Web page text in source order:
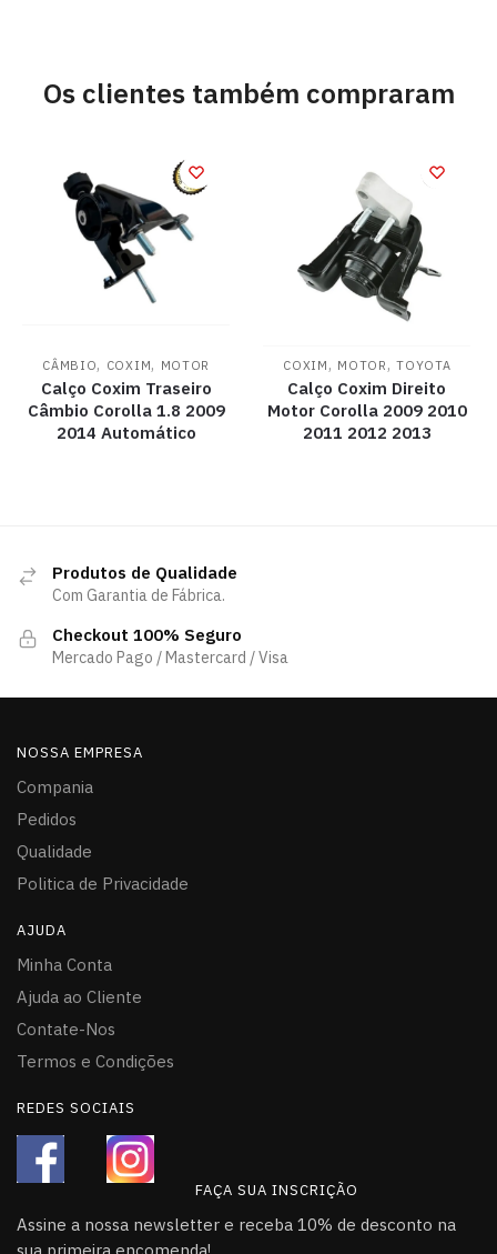
Os clientes também compraram
CÂMBIO, COXIM, MOTOR
Calço Coxim Traseiro
Câmbio Corolla 1.8 2009
2014 Automático
COXIM , MOTOR ,TOYOTA
Calço Coxim Direito
Motor Corolla 2009 2010
2011 2012 2013
Produtos de Qualidade
Com Garantia de Fábrica.
Checkout 100% Seguro
Mercado Pago / Mastercard / Visa
NOSSA EMPRESA
Compania
Pedidos
Qualidade
Politica de Privacidade
AJUDA
Minha Conta
Ajuda ao Cliente
Contate-Nos
Termos e Condições
REDES SOCIAIS
FAÇA SUA INSCRIÇÃO
Assine a nossa newsletter e receba 10% de desconto na
sua primeira encomenda!